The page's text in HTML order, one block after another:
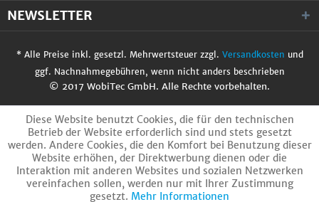
NEWSLETTER
* Alle Preise inkl. gesetzl. Mehrwertsteuer zzgl. Versandkosten und
ggf. Nachnahmegebühren, wenn nicht anders beschrieben
© 2017 WobiTec GmbH. Alle Rechte vorbehalten.
Diese Website benutzt Cookies, die für den technischen
Betrieb der Website erforderlich sind und stets gesetzt
werden. Andere Cookies, die den Komfort bei Benutzung dieser
Website erhöhen, der Direktwerbung dienen oder die
Interaktion mit anderen Websites und sozialen Netzwerken
vereinfachen sollen, werden nur mit Ihrer Zustimmung
gesetzt. Mehr Informationen